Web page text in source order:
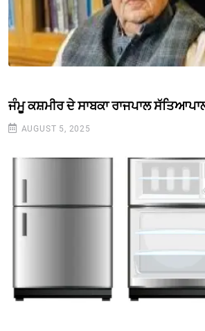
ਜੰਮੂ ਕਸ਼ਮੀਰ ਦੇ ਸਾਬਕਾ ਰਾਜਪਾਲ
AUGUST 5, 2025